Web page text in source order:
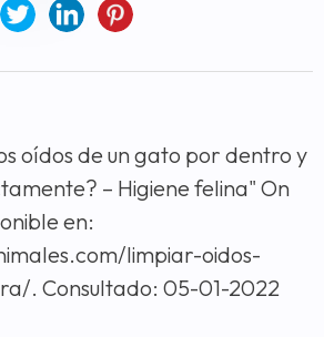
oídos de un gato por dentro y
– Higiene felina" On
en:
limpiar-oidos-
. Consultado: 05-01-2022